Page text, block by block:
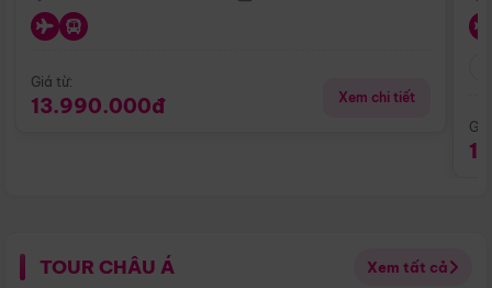
Giá từ:
13.990.000đ Xem chi tiết
TOUR CHÂU Á Xem tất cả
Điểm nổi bật